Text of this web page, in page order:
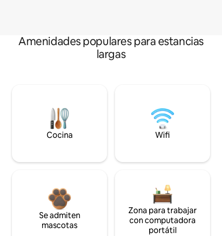
Amenidades populares para estancias
largas
Cocina Wifi
Se admiten
mascotas
Zona para trabajar
con computadora
portátil